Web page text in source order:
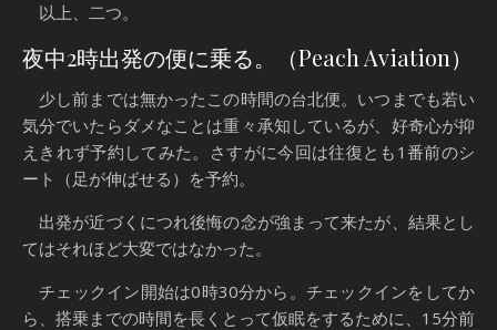
以上、二つ。
夜中2時出発の便に乗る。（Peach Aviation）
少し前までは無かったこの時間の台北便。いつまでも若い
気分でいたらダメなことは重々承知しているが、好奇心が抑
えきれず予約してみた。さすがに今回は往復とも1番前のシ
ート（足が伸ばせる）を予約。
出発が近づくにつれ後悔の念が強まって来たが、結果とし
てはそれほど大変ではなかった。
チェックイン開始は0時30分から。チェックインをしてか
ら、搭乗までの時間を長くとって仮眠をするために、15分前